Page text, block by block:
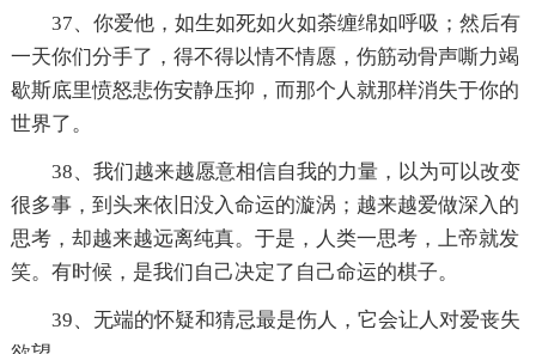
37、你爱他，如生如死如火如荼缠绵如呼吸；然后有
一天你们分手了，得不得以情不情愿，伤筋动骨声嘶力竭
歇斯底里愤怒悲伤安静压抑，而那个人就那样消失于你的
世界了。
38、我们越来越愿意相信自我的力量，以为可以改变
很多事，到头来依旧没入命运的漩涡；越来越爱做深入的
思考，却越来越远离纯真。于是，人类一思考，上帝就发
笑。有时候，是我们自己决定了自己命运的棋子。
39、无端的怀疑和猜忌最是伤人，它会让人对爱丧失